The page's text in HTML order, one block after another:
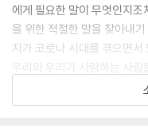
에게 필요한 말이 무엇인지
을 위한 적절한 말을 찾아내
자가 코로나 시대를 겪으면
우리와 우리가 사랑하는 사
알려줄 것이다. 365쪽이나
나 적어도 잠시나마 마음을